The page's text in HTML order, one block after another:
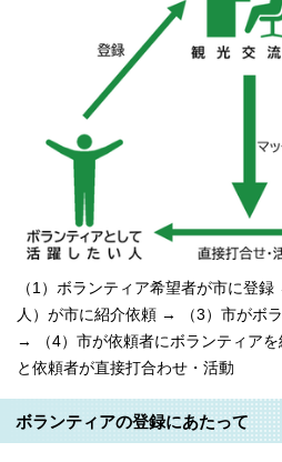
（1）ボランティア希望者が市に登
⼈）が市に紹介依頼 → （3）市がボ
→ （4）市が依頼者にボランティア
と依頼者が直接打合わせ・活動
ボランティアの登録にあたって